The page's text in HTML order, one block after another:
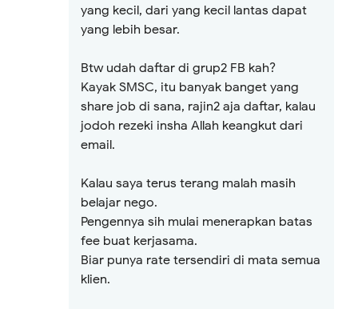
yang kecil, dari yang kecil lantas dapat
yang lebih besar.
Btw udah daftar di grup2 FB kah?
Kayak SMSC, itu banyak banget yang
share job di sana, rajin2 aja daftar, kalau
jodoh rezeki insha Allah keangkut dari
email.
Kalau saya terus terang malah masih
belajar nego.
Pengennya sih mulai menerapkan batas
fee buat kerjasama.
Biar punya rate tersendiri di mata semua
klien.